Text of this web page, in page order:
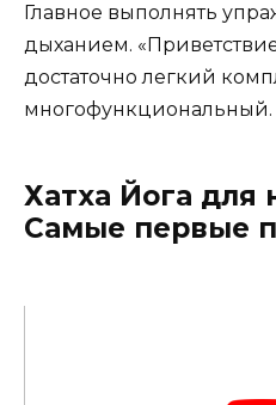
Главное выполнять
дыханием.
достаточно легкий
многофункциональный.
Хатха Йога
Самые первые